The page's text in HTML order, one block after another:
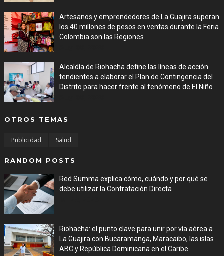
Artesanos y emprendedores de La Guajira superan
los 40 millones de pesos en ventas durante la Feria
Colombia son las Regiones
Alcaldía de Riohacha define las líneas de acción
tendientes a elaborar el Plan de Contingencia del
Distrito para hacer frente al fenómeno de El Niño
OTROS TEMAS
Publicidad Salud
RANDOM POSTS
Red Summa explica cómo, cuándo y por qué se
debe utilizar la Contratación Directa
Riohacha: el punto clave para unir por vía aérea a
La Guajira con Bucaramanga, Maracaibo, las islas
ABC y República Dominicana en el Caribe